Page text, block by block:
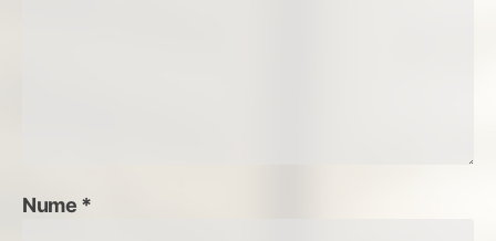
Nume *